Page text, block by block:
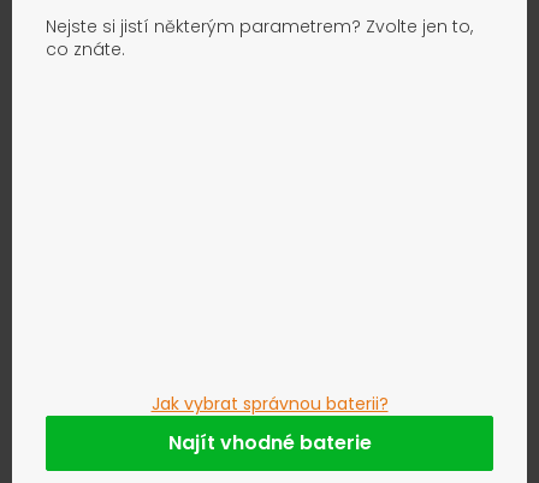
Nejste si jistí některým parametrem? Zvolte jen to,
co znáte.
Jak vybrat správnou baterii?
Najít vhodné baterie